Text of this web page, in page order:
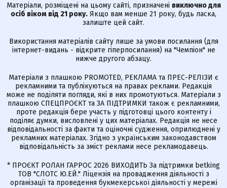
Матеріали, розміщені на цьому сайті, призначені виключно для
осіб віком від 21 року. Якщо вам менше 21 року, будь ласка,
залиште цей сайт.
Використання матеріалів сайту лише за умови посилання (для
інтернет-видань - відкрите гіперпосилання) на "Чемпіон" не
нижче другого абзацу.
Матеріали з плашкою PROMOTED, РЕКЛАМА та ПРЕС-РЕЛІЗИ є
рекламними та публікуються на правах реклами. Редакція
може не поділяти погляди, які в них промотуються. Матеріали з
плашкою СПЕЦПРОЄКТ та ЗА ПІДТРИМКИ також є рекламними,
проте редакція бере участь у підготовці цього контенту і
поділяє думки, висловлені у цих матеріалах. Редакція не несе
відповідальності за факти та оціночні судження, оприлюднені у
рекламних матеріалах. Згідно з українським законодавством
відповідальність за зміст реклами несе рекламодавець.
* ПРОЄКТ РОЛАН ГАРРОС 2026 ВИХОДИТЬ За підтримки betking
ТОВ "СЛОТС Ю.ЕЙ." Ліцензія на провадження діяльності з
організації та проведення букмекерської діяльності у мережі